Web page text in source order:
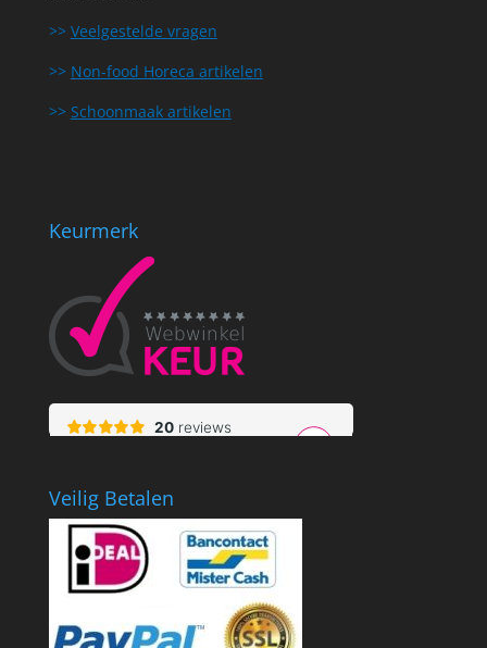
>> Veelgestelde vragen
>> Non-food Horeca artikelen
>> Schoonmaak artikelen
Keurmerk
Veilig Betalen